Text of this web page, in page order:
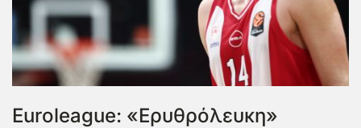
Euroleague: «Ερυθρόλευκη»